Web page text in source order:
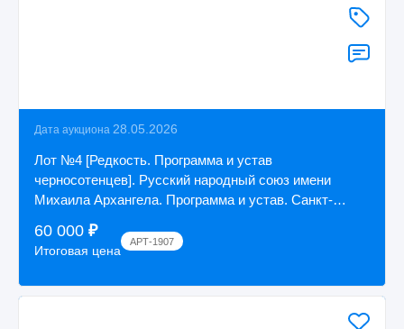
Дата аукциона 28.05.2026
Лот №4 [Редкость. Программа и устав
черносотенцев]. Русский народный союз имени
Михаила Архангела. Программа и устав. Санкт-
60 000 ₽
Итоговая цена
АРТ-1907